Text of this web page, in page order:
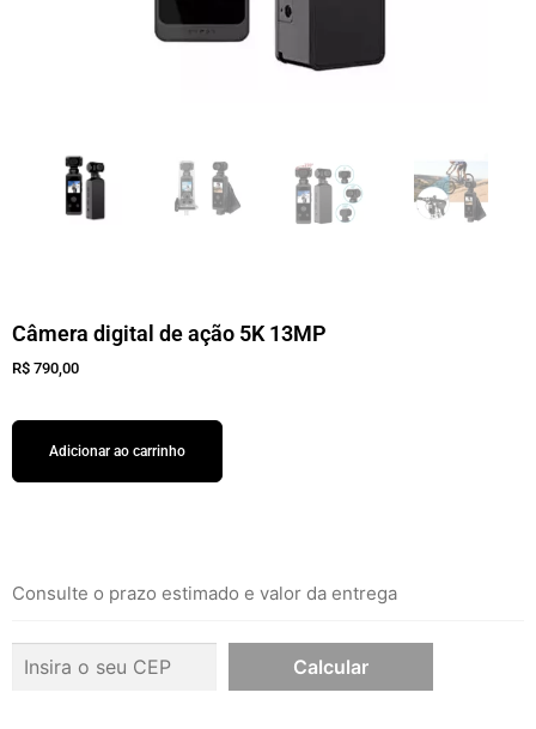
Câmera digital de ação 5K 13MP
R$ 790,00
Adicionar ao carrinho
Consulte o prazo estimado e valor da entrega